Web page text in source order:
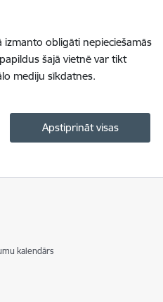
obligāti nepieciešamās
šajā vietnē var tikt
mediju sīkdatnes.
Apstiprināt visas
kalendārs